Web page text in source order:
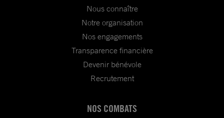
Nous connaître
Notre organisation
Nos engagements
Transparence financière
Devenir bénévole
Recrutement
NOS COMBATS